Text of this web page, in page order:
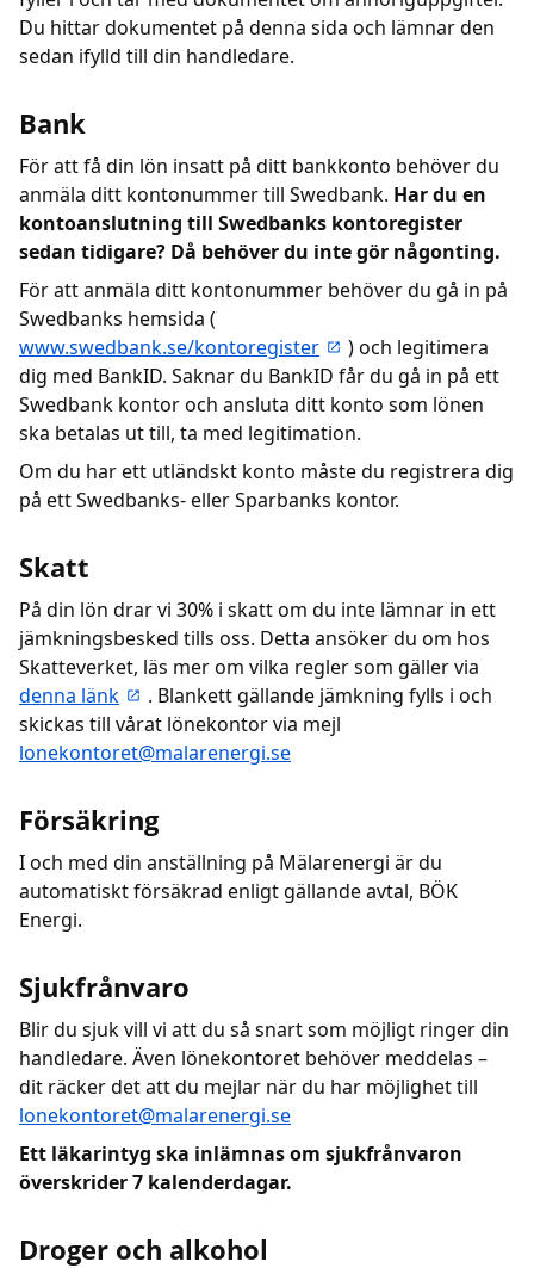
Du hittar dokumentet på denna sida och lämnar den
sedan ifylld till din handledare.
Bank
För att få din lön insatt på ditt bankkonto behöver du
anmäla ditt kontonummer till Swedbank. Har du en
kontoanslutning till Swedbanks kontoregister
sedan tidigare? Då behöver du inte gör någonting.
För att anmäla ditt kontonummer behöver du gå in på
Swedbanks hemsida (
www.swedbank.se/kontoregister
) och legitimera
dig med BankID. Saknar du BankID får du gå in på ett
Swedbank kontor och ansluta ditt konto som lönen
ska betalas ut till, ta med legitimation.
Om du har ett utländskt konto måste du registrera dig
på ett Swedbanks- eller Sparbanks kontor.
Skatt
På din lön drar vi 30% i skatt om du inte lämnar in ett
jämkningsbesked tills oss. Detta ansöker du om hos
Skatteverket, läs mer om vilka regler som gäller via
denna länk
. Blankett gällande jämkning fylls i och
skickas till vårat lönekontor via mejl
lonekontoret@malarenergi.se
Försäkring
I och med din anställning på Mälarenergi är du
automatiskt försäkrad enligt gällande avtal, BÖK
Energi.
Sjukfrånvaro
Blir du sjuk vill vi att du så snart som möjligt ringer din
handledare. Även lönekontoret behöver meddelas –
dit räcker det att du mejlar när du har möjlighet till
lonekontoret@malarenergi.se
Ett läkarintyg ska inlämnas om sjukfrånvaron
överskrider 7 kalenderdagar.
Droger och alkohol